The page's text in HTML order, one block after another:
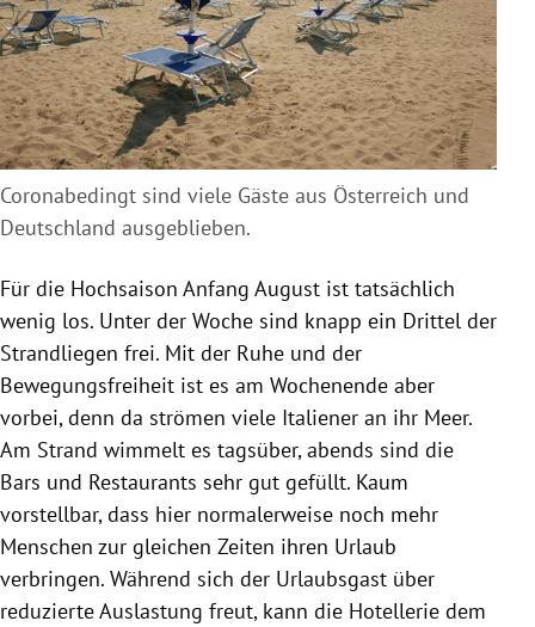
Coronabedingt sind viele Gäste aus Österreich und
Deutschland ausgeblieben.
Für die Hochsaison Anfang August ist tatsächlich
wenig los. Unter der Woche sind knapp ein Drittel der
Strandliegen frei. Mit der Ruhe und der
Bewegungsfreiheit ist es am Wochenende aber
vorbei, denn da strömen viele Italiener an ihr Meer.
Am Strand wimmelt es tagsüber, abends sind die
Bars und Restaurants sehr gut gefüllt. Kaum
vorstellbar, dass hier normalerweise noch mehr
Menschen zur gleichen Zeiten ihren Urlaub
verbringen. Während sich der Urlaubsgast über
reduzierte Auslastung freut, kann die Hotellerie dem